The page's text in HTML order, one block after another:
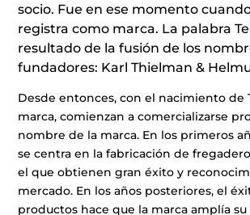
socio. Fue en ese momento
registra como marca. La palabra
resultado de la fusión de los
fundadores: Karl Thielman &
Desde entonces, con el nacimiento de
marca, comienzan a comercializarse
nombre de la marca. En los primeros
se centra en la fabricación de
el que obtienen gran éxito y
mercado. En los años posteriores, el
productos hace que la marca amplía